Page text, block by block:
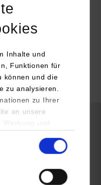
Inhalte und
Funktionen für
können und die
zu analysieren.
zu Ihrer
an unsere
und
diese
bereitgestellt
Ihrer Nutzung
die genaue Anzahl an freien